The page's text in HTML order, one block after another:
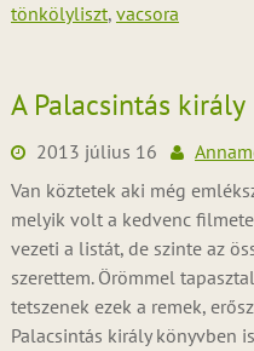
tönkölyliszt, vacsora
A Palacsintás király
2013 július 16
Van köztetek aki még
melyik volt a kedvenc
vezeti a listát, de szinte az
szerettem. Örömmel
tetszenek ezek a remek,
Palacsintás király könyvben